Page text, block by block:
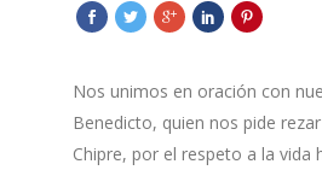
Nos unimos en oración con
Benedicto, quien nos pide
Chipre, por el respeto a la vida